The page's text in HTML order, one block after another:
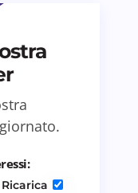
browser
Ricarica